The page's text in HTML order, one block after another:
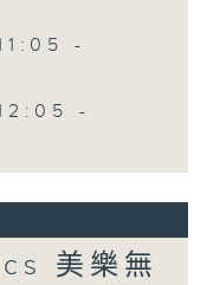
-
-
美樂無